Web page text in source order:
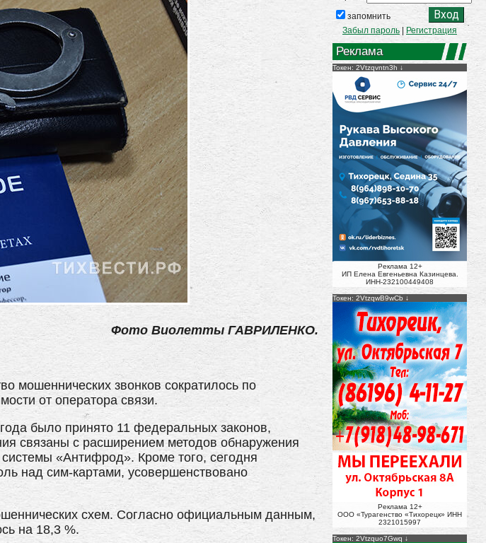
Фото Виолетты ГАВРИЛЕНКО.
мошеннических звонков сократилось по
от оператора связи.
было принято 11 федеральных законов,
связаны с расширением методов обнаружения
«Антифрод». Кроме того, сегодня
над сим-картами, усовершенствовано
схем. Согласно официальным данным,
на 18,3 %.
запомнить
Забыл пароль
Регистрация
Реклама
Токен: 2Vtzqvntn3h
Реклама 12+
ИП Елена Евгеньевна Казинцева.
ИНН-232100449408
Токен: 2VtzqwB9wCb
Реклама 12+
ООО «Турагенство «Тихорецк» ИНН
2321015997
Токен: 2Vtzquo7Gwq